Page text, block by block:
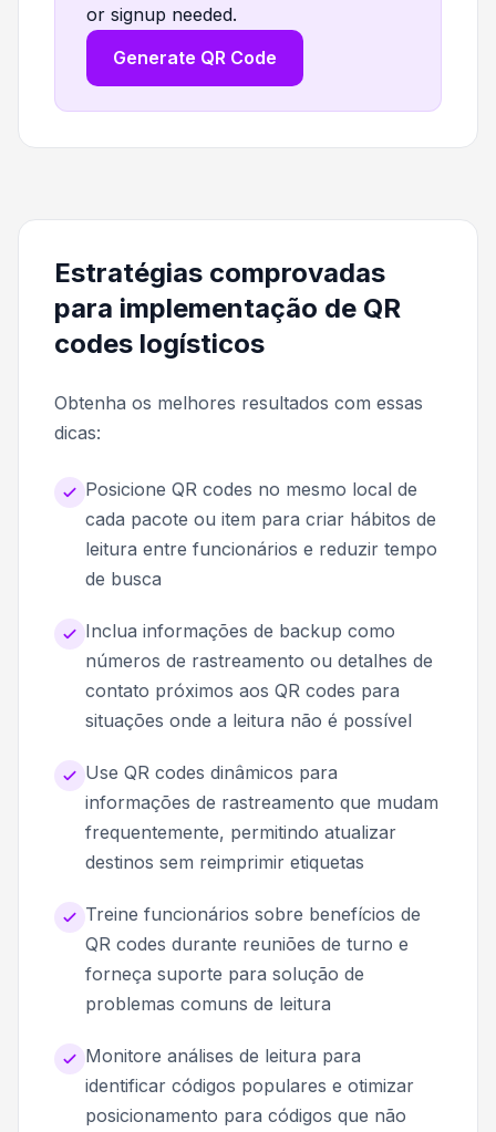
or signup needed.
Generate QR Code
Estratégias comprovadas
para implementação de QR
codes logísticos
Obtenha os melhores resultados com essas
dicas:
Posicione QR codes no mesmo local de
cada pacote ou item para criar hábitos de
leitura entre funcionários e reduzir tempo
de busca
Inclua informações de backup como
números de rastreamento ou detalhes de
contato próximos aos QR codes para
situações onde a leitura não é possível
Use QR codes dinâmicos para
informações de rastreamento que mudam
frequentemente, permitindo atualizar
destinos sem reimprimir etiquetas
Treine funcionários sobre benefícios de
QR codes durante reuniões de turno e
forneça suporte para solução de
problemas comuns de leitura
Monitore análises de leitura para
identificar códigos populares e otimizar
posicionamento para códigos que não